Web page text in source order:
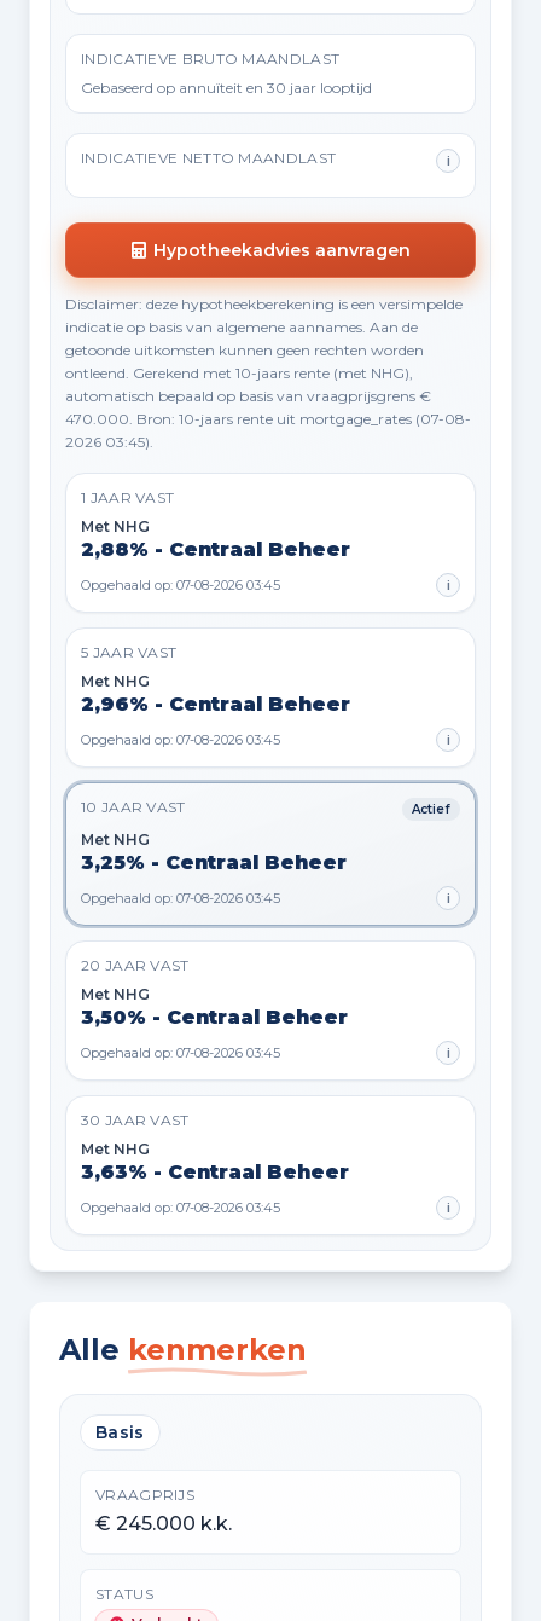
INDICATIEVE BRUTO MAANDLAST
Gebaseerd op annuïteit en 30 jaar looptijd
INDICATIEVE NETTO MAANDLAST i
Hypotheekadvies aanvragen
Disclaimer: deze hypotheekberekening is een versimpelde
indicatie op basis van algemene aannames. Aan de
getoonde uitkomsten kunnen geen rechten worden
ontleend. Gerekend met 10-jaars rente (met NHG),
automatisch bepaald op basis van vraagprijsgrens €
470.000. Bron: 10-jaars rente uit mortgage_rates (07-08-
2026 03:45).
1 JAAR VAST
Met NHG
2,88% - Centraal Beheer
Opgehaald op: 07-08-2026 03:45 i
5 JAAR VAST
Met NHG
2,96% - Centraal Beheer
Opgehaald op: 07-08-2026 03:45 i
10 JAAR VAST Actief
Met NHG
3,25% - Centraal Beheer
Opgehaald op: 07-08-2026 03:45 i
20 JAAR VAST
Met NHG
3,50% - Centraal Beheer
Opgehaald op: 07-08-2026 03:45 i
30 JAAR VAST
Met NHG
3,63% - Centraal Beheer
Opgehaald op: 07-08-2026 03:45 i
Alle kenmerken
Basis
VRAAGPRIJS
€ 245.000 k.k.
STATUS